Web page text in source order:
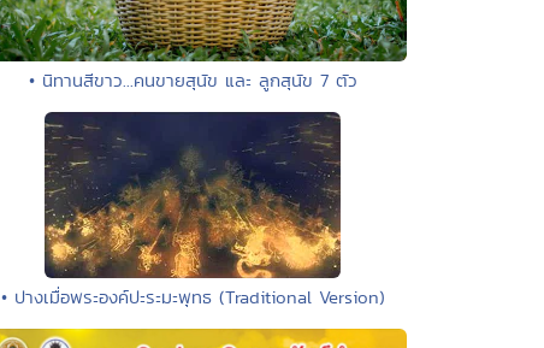
• นิทานสีขาว...คนขายสุนัข และ ลูกสุนัข 7 ตัว
• ปางเมื่อพระองค์ปะระมะพุทธ (Traditional Version)